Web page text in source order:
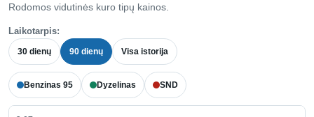
Rodomos vidutinės kuro tipų kainos.
Laikotarpis:
30 dienų 90 dienų Visa istorija
Benzinas 95 Dyzelinas SND